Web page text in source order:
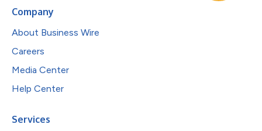
Company
About Business Wire
Careers
Media Center
Help Center
Services